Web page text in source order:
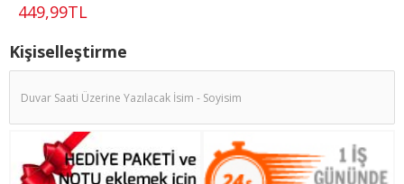
449,99TL
Kişiselleştirme